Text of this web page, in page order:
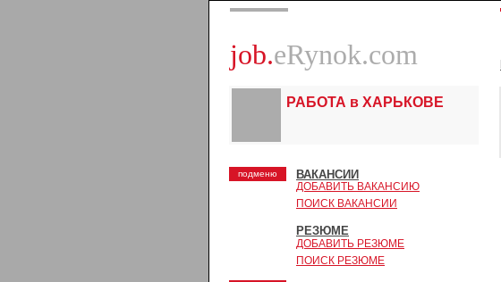
job.eRynok.com
РАБОТА в ХАРЬКОВЕ
подменю ВАКАНСИИ
ДОБАВИТЬ ВАКАНСИЮ
ПОИСК ВАКАНСИИ
РЕЗЮМЕ
ДОБАВИТЬ РЕЗЮМЕ
ПОИСК РЕЗЮМЕ